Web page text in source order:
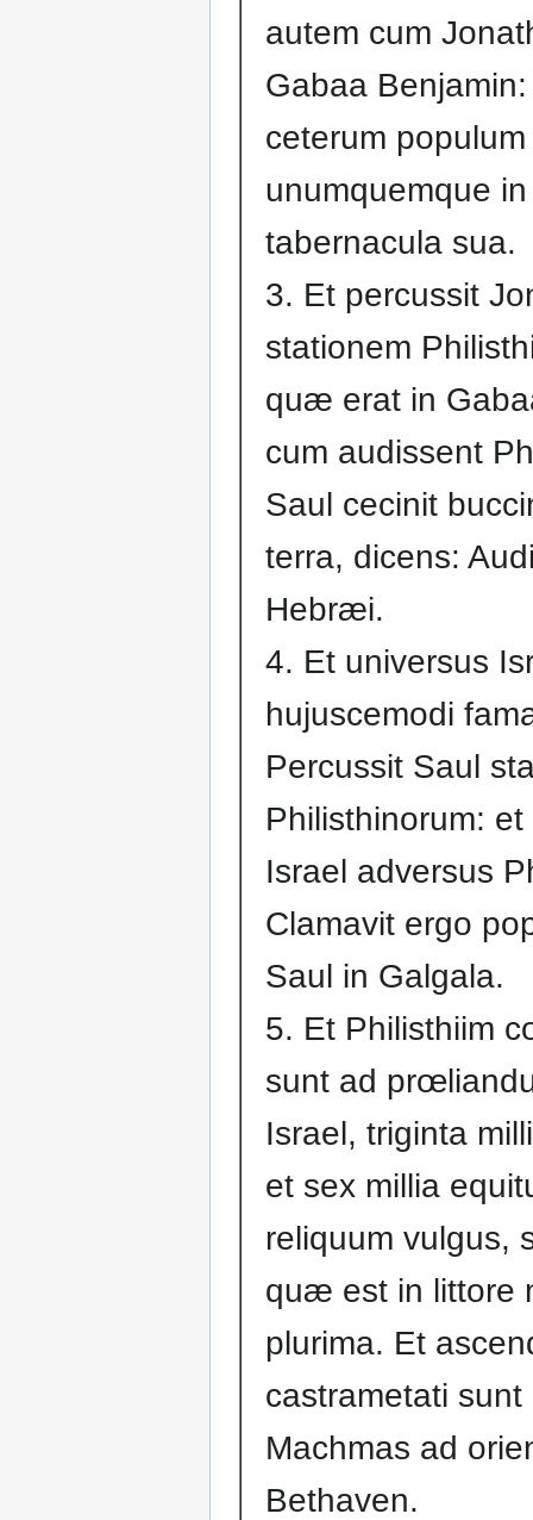
autem cum
Gabaa
ceterum
unumquemque in
tabernacula sua.
3. Et percussit
stationem
quæ erat in
cum audissent
Saul cecinit
terra, dicens:
Hebræi.
4. Et universus
hujuscemodi
Percussit Saul
Philisthinorum: et
Israel adversus
Clamavit ergo
Saul in Galgala.
5. Et Philisthiim
sunt ad
Israel, triginta
et sex millia
reliquum vulgus,
quæ est in littore
plurima. Et
castrametati sunt
Machmas ad
Bethaven.